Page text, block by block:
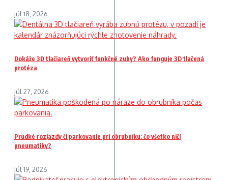
júl 18, 2026
Dokáže 3D tlačiareň vytvoriť funkčné zuby? Ako funguje 3D tlačená
protéza
júl 27, 2026
Prudké rozjazdy či parkovanie pri obrubníku: čo všetko ničí
pneumatiky?
júl 19, 2026